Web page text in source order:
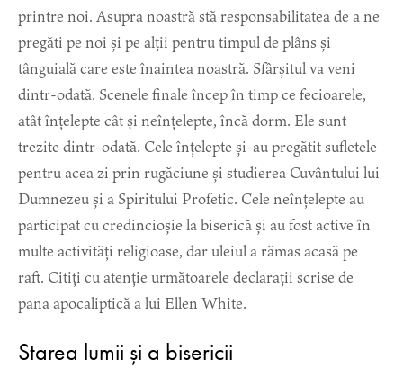
printre noi. Asupra noastră stă responsabilitatea de a ne
pregăti pe noi și pe alții pentru timpul de plâns și
tânguială care este înaintea noastră. Sfârșitul va veni
dintr-odată. Scenele finale încep în timp ce fecioarele,
atât înțelepte cât și neînțelepte, încă dorm. Ele sunt
trezite dintr-odată. Cele înțelepte și-au pregătit sufletele
pentru acea zi prin rugăciune și studierea Cuvântului lui
Dumnezeu și a Spiritului Profetic. Cele neînțelepte au
participat cu credincioșie la biserică și au fost active în
multe activități religioase, dar uleiul a rămas acasă pe
raft. Citiți cu atenție următoarele declarații scrise de
pana apocaliptică a lui Ellen White.
Starea lumii și a bisericii